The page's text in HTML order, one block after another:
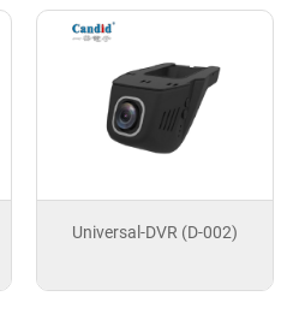
Universal-DVR (D-002)